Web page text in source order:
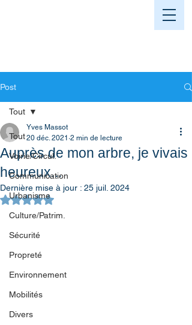
Post
Tout
Voirie/Circul.
Communication
Urbanisme
Culture/Patrim.
Sécurité
Propreté
Environnement
Mobilités
Divers
Tout
Auprès de mon arbre, je vivais
heureux...
Yves Massot
20 déc. 2021 2 min de lecture
Dernière mise à jour : 25 juil. 2024
Noté NaN étoiles sur 5.